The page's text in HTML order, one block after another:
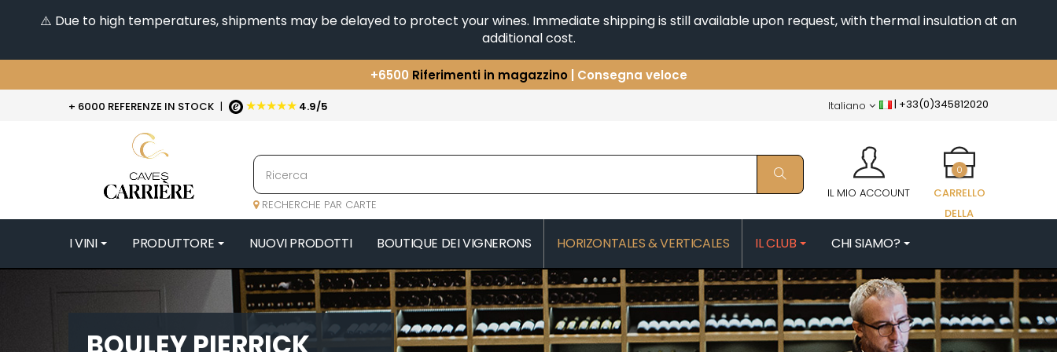
⚠️ Due to high temperatures, shipments may be delayed to protect your wines. Immediate shipping is still available upon request, with thermal insulation at an
additional cost.
+6500 Riferimenti in magazzino| Consegna veloce
Avete una domanda?+33(0)345812020
+ 6000 REFERENZE IN STOCK | ★★★★★ 4.9/5 | +33(0)345812020
Italiano
RECHERCHE PAR CARTE
IL MIO ACCOUNT
CARRELLO
DELLA
0
I VINI PRODUTTORE
4
47N3E - MICHAUT GUILLAUME
COMTES LAFON
CONFURON JEAN-JACQUES
COQUARD LOISON FLEUROT
D
JAEGER-DEFAIX
JAVILLIER PATRICK
JAYER GILLES
JAYER JACQUELINE
MORIN NICOLAS
MOROT ALBERT
MORTET DENIS
MUGNERET-GIBOURG
NUOVI PRODOTTI BOUTIQUE DEI VIGNERONS HORIZONTALES & VERTICALES IL CLUB CHI SIAMO?